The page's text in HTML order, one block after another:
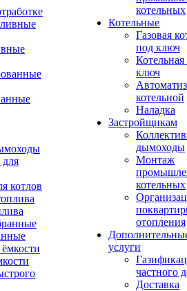
котлов
котельных
Котельные
Газовая
под ключ
ключ
котельной
Наладка
Застройщикам
дымоходы
Монтаж
котельных
отопления
услуги
частного
Доставка